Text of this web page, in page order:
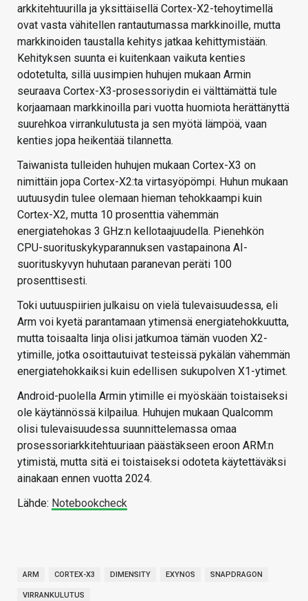
arkkitehtuurilla ja yksittäisellä Cortex-X2-tehoytimellä
ovat vasta vähitellen rantautumassa markkinoille, mutta
markkinoiden taustalla kehitys jatkaa kehittymistään.
Kehityksen suunta ei kuitenkaan vaikuta kenties
odotetulta, sillä uusimpien huhujen mukaan Armin
seuraava Cortex-X3-prosessoriydin ei välttämättä tule
korjaamaan markkinoilla pari vuotta huomiota herättänyttä
suurehkoa virrankulutusta ja sen myötä lämpöä, vaan
kenties jopa heikentää tilannetta.
Taiwanista tulleiden huhujen mukaan Cortex-X3 on
nimittäin jopa Cortex-X2:ta virtasyöpömpi. Huhun mukaan
uutuusydin tulee olemaan hieman tehokkaampi kuin
Cortex-X2, mutta 10 prosenttia vähemmän
energiatehokas 3 GHz:n kellotaajuudella. Pienehkön
CPU-suorituskykyparannuksen vastapainona AI-
suorituskyvyn huhutaan paranevan peräti 100
prosenttisesti.
Toki uutuuspiirien julkaisu on vielä tulevaisuudessa, eli
Arm voi kyetä parantamaan ytimensä energiatehokkuutta,
mutta toisaalta linja olisi jatkumoa tämän vuoden X2-
ytimille, jotka osoittautuivat testeissä pykälän vähemmän
energiatehokkaiksi kuin edellisen sukupolven X1-ytimet.
Android-puolella Armin ytimille ei myöskään toistaiseksi
ole käytännössä kilpailua. Huhujen mukaan Qualcomm
olisi tulevaisuudessa suunnittelemassa omaa
prosessoriarkkitehtuuriaan päästäkseen eroon ARM:n
ytimistä, mutta sitä ei toistaiseksi odoteta käytettäväksi
ainakaan ennen vuotta 2024.
Lähde: Notebookcheck
ARM CORTEX-X3 DIMENSITY EXYNOS SNAPDRAGON
VIRRANKULUTUS